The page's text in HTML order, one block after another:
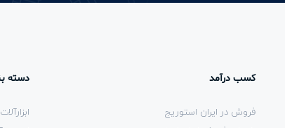
کسب درآمد
فروش در ایران استوریج
دسته
ابزارآلات